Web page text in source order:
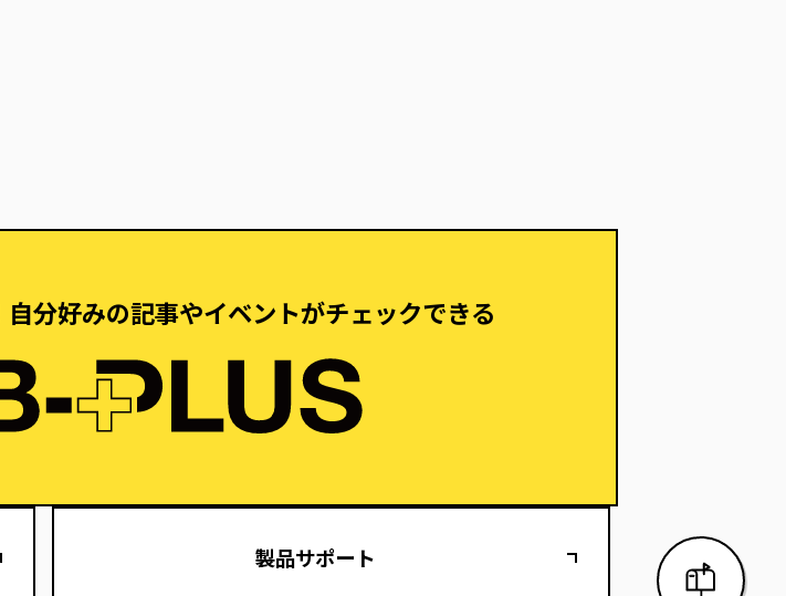
自分好みの記事やイベントがチェックできる
製品サポート